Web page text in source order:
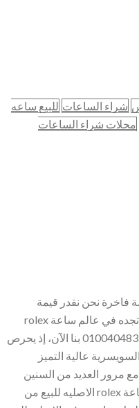
شراء الساعات للبيع ساعه
محلات شراء الساعات
فاخرة نحن نقدر قيمة
الساعة ونعطيها أفضل سعر يمكنك أن تجده في عالم ساعة rolex
الاصليه للبيع ، كل ما عليك أن تتصل 01004048333 بنا الآن، إذ يحرص
عالية التميز
مرور العديد من السنين
أعلاها، بل تتفاقم سعرها يومًا بعد غد ساعة rolex الاصليه للبيع من